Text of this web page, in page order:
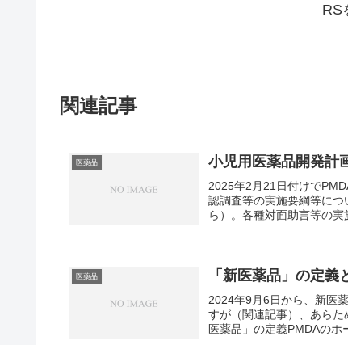
RS
関連記事
医薬品 小児用医薬品開発計
2025年2月21日付けで
認調査等の実施要綱等に
ら）。各種対面助言等の
医薬品 「新医薬品」の定
2024年9月6日から、新医
すが（関連記事）、あら
医薬品」の定義PMDAのホ